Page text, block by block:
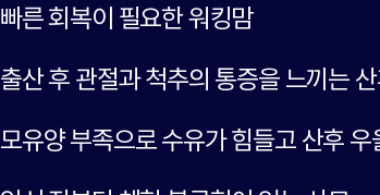
빠른 회복이 필요한 워킹맘
출산 후 관절과 척추의 통증을 느끼는
모유양 부족으로 수유가 힘들고 산후